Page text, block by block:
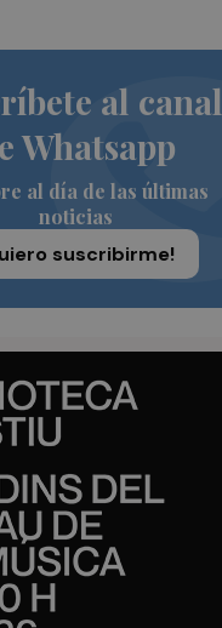
al canal
Whatsapp
al día de las últimas
noticias
suscribirme!